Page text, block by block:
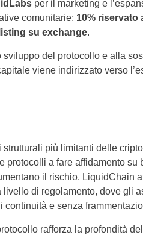
per il marketing e
comunitarie; 10% riservato
su exchange.
del protocollo e alla
viene indirizzato verso
più limitanti delle
protocolli a fare affidamento su
il rischio. LiquidChain
di regolamento, dove gli
e senza
rafforza la profondità